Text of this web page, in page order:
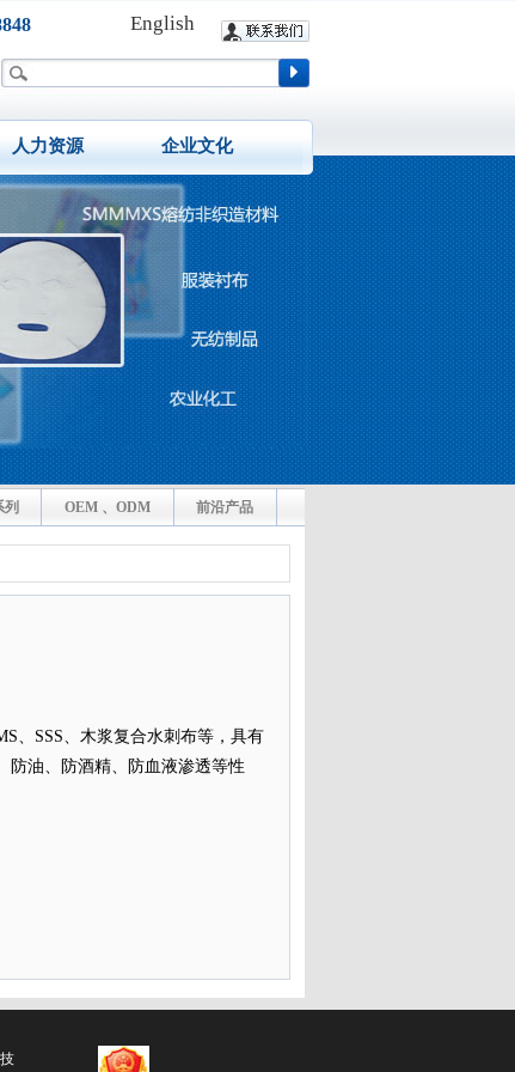
人力资源 企业文化
English
列 OEM 、ODM 前沿产品
、SSS、木浆复合水刺布等，具有
防油、防酒精、防血液渗透等性